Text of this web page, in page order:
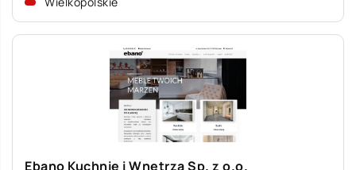
Ebano Kuchnie i Wnętrza Sp. z o.o.